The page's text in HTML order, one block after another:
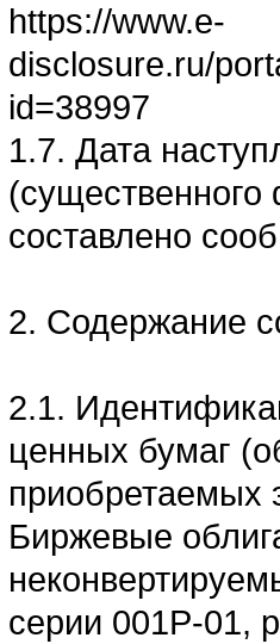
https://www.e-
disclosure.ru/
id=38997
1.7. Дата
(существенного
составлено
2. Содержание
2.1.
ценных бумаг
приобретаемых
Биржевые
серии 001Р-01,